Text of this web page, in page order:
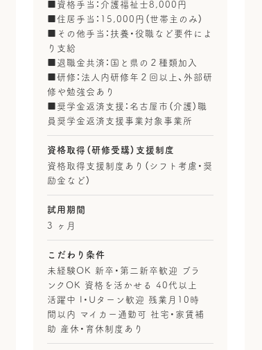
■資格手当：介護福祉士8,000円
■住居手当：15,000円（世帯主のみ）
■その他手当：扶養・役職など要件によ
り支給
■退職金共済：国と県の２種類加入
■研修：法人内研修年２回以上、外部研
修や勉強会あり
■奨学金返済支援：名古屋市（介護）職
員奨学金返済支援事業対象事業所
資格取得（研修受講）支援制度
資格取得支援制度あり（シフト考慮・奨
励金など）
試用期間
3 ヶ月
こだわり条件
未経験OK 新卒・第二新卒歓迎 ブラ
ンクOK 資格を活かせる 40代以上
活躍中 I・Uターン歓迎 残業月10時
間以内 マイカー通勤可 社宅・家賃補
助 産休・育休制度あり